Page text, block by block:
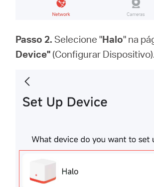
Passo 2.Selecione "Halo" na
Device" (Configurar Dispositivo).